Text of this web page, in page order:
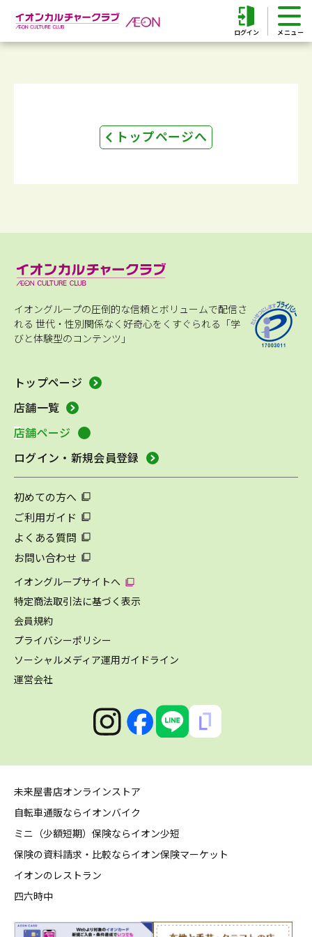
ログイン
トップページへ
イオングループの圧倒的な信頼とボリュームで配信さ
れる 世代・性別関係なく好奇心をくすぐられる「学
びと体験型のコンテンツ」
トップページ
店舗一覧
店舗ページ
ログイン・新規会員登録
初めての方へ
ご利用ガイド
よくある質問
お問い合わせ
イオングループサイトへ
特定商法取引法に基づく表示
会員規約
プライバシーポリシー
ソーシャルメディア運用ガイドライン
運営会社
未来屋書店オンラインストア
自転車通販ならイオンバイク
ミニ（少額短期）保険ならイオン少短
保険の資料請求・比較ならイオン保険マーケット
イオンのレストラン
四六時中